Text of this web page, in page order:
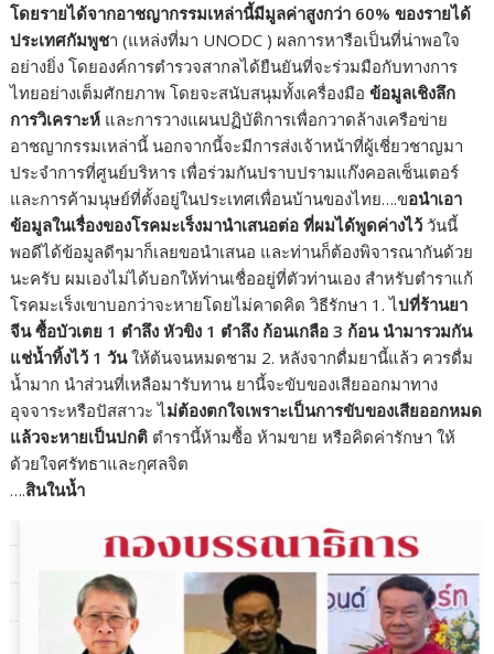
โดยรายได้จากอาชญากรรมเหล่านี้มีมูลค่าสูงกว่า 60% ของรายได้
ประเทศกัมพูชา (แหล่งที่มา UNODC ) ผลการหารือเป็นที่น่าพอใจ
อย่างยิ่ง โดยองค์การตำรวจสากลได้ยืนยันที่จะร่วมมือกับทางการ
ไทยอย่างเต็มศักยภาพ โดยจะสนับสนุมทั้งเครื่องมือ ข้อมูลเชิงลึก
การวิเคราะห์ และการวางแผนปฏิบัติการเพื่อกวาดล้างเครือข่าย
อาชญากรรมเหล่านี้ นอกจากนี้จะมีการส่งเจ้าหน้าที่ผู้เชี่ยวชาญมา
ประจำการที่ศูนย์บริหาร เพื่อร่วมกันปราบปรามแก๊งคอลเซ็นเตอร์
และการค้ามนุษย์ที่ตั้งอยู่ในประเทศเพื่อนบ้านของไทย….ขอนำเอา
ข้อมูลในเรื่องของโรคมะเร็งมานำเสนอต่อ ที่ผมได้พูดค่างไว้ วันนี้
พอดีได้ข้อมูลดีๆมาก็เลยขอนำเสนอ และท่านก็ต้องพิจารณากันด้วย
นะครับ ผมเองไม่ได้บอกให้ท่านเชื่ออยู่ที่ตัวท่านเอง สำหรับตำราแก้
โรคมะเร็งเขาบอกว่าจะหายโดยไม่คาดคิด วิธีรักษา 1. ไปที่ร้านยา
จีน ซื้อบัวเตย 1 ตำลึง หัวขิง 1 ตำลึง ก้อนเกลือ 3 ก้อน นำมารวมกัน
แช่น้ำทิ้งไว้ 1 วันให้ต้นจนหมดชาม 2. หลังจากดื่มยานี้แล้ว ควรดื่ม
น้ำมาก นำส่วนที่เหลือมารับทาน ยานี้จะขับของเสียออกมาทาง
อุจจาระหรือปัสสาวะ ไม่ต้องตกใจเพราะเป็นการขับของเสียออกหมด
แล้วจะหายเป็นปกติ ตำรานี้ห้ามซื้อ ห้ามขาย หรือคิดค่ารักษา ให้
ด้วยใจศรัทธาและกุศลจิต
….สินในน้ำ